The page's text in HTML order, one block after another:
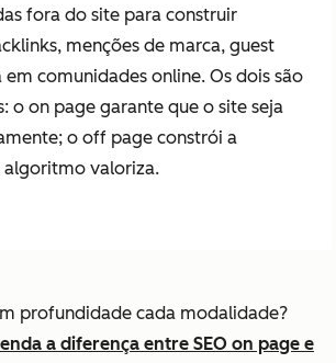
fora do site para construir
menções de marca, guest
em comunidades online. Os dois são
o on page garante que o site seja
o off page constrói a
algoritmo valoriza.
profundidade cada modalidade?
a diferença entre SEO on page e